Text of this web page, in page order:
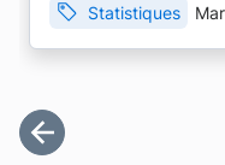
Statistiques
Première page